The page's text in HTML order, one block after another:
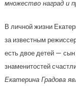
множество наград и
В личной жизни
за известным
есть двое детей —
знаменитостей
Екатерина Градова